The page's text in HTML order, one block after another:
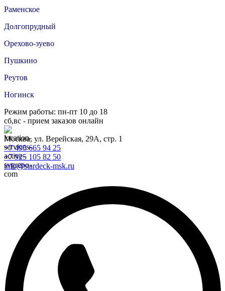
Раменское
Долгопрудный
Орехово-зуево
Пушкино
Реутов
Ногинск
Режим работы: пн-пт 10 до 18
сб,вс - прием заказов онлайн
Москва, ул. Верейская, 29А, стр. 1
+7 495 665 94 25
+7 925 105 82 50
info@stardeck-msk.ru